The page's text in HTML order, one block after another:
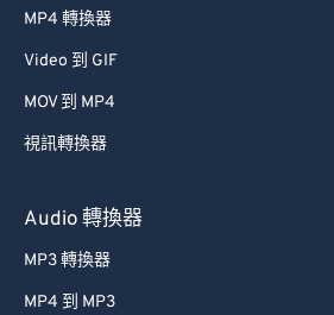
MP4 轉換器
Video 到 GIF
MOV 到 MP4
視訊轉換器
Audio 轉換器
MP3 轉換器
MP4 到 MP3